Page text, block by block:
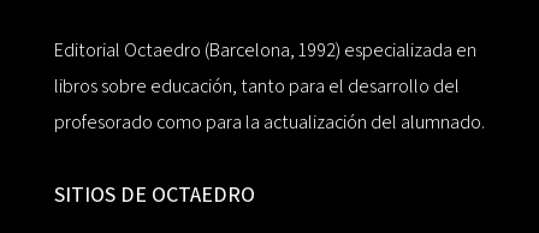
Editorial Octaedro (Barcelona, 1992) especializada en
libros sobre educación, tanto para el desarrollo del
profesorado como para la actualización del alumnado.
SITIOS DE OCTAEDRO